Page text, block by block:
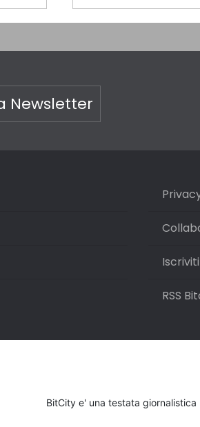
Newsletter
RSS
BitCity e' una testata